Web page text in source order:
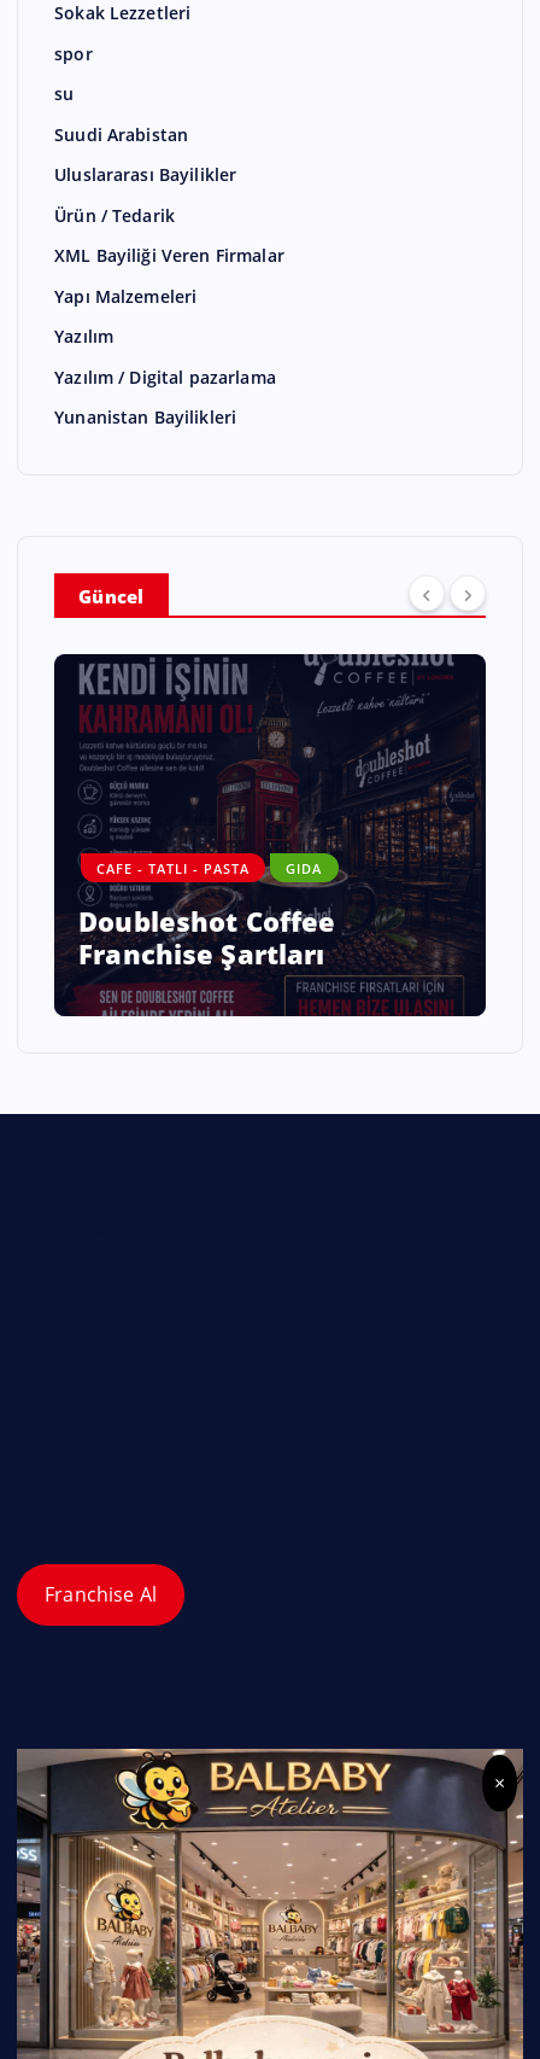
Sokak Lezzetleri
spor
su
Suudi Arabistan
Uluslararası Bayilikler
Ürün / Tedarik
XML Bayiliği Veren Firmalar
Yapı Malzemeleri
Yazılım
Yazılım / Digital pazarlama
Yunanistan Bayilikleri
Güncel
CAFE - TATLI - PASTA GIDA
Doubleshot Coffee
Franchise Şartları
Franchise Al
×